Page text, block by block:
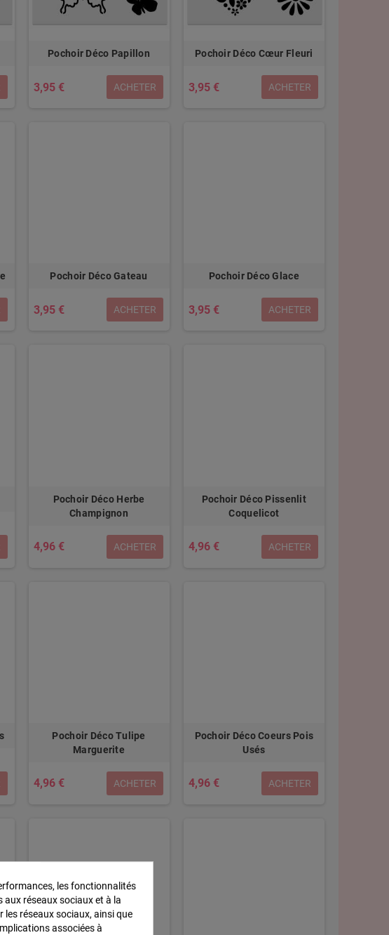
Pochoir Déco Papillon
3,95 € ACHETER
Pochoir Déco Cœur Fleuri
3,95 € ACHETER
Pochoir Déco Gateau
3,95 € ACHETER
Pochoir Déco Glace
3,95 € ACHETER
Pochoir Déco Herbe
Champignon
4,96 € ACHETER
Pochoir Déco Pissenlit
Coquelicot
4,96 € ACHETER
Pochoir Déco Tulipe
Marguerite
4,96 € ACHETER
Pochoir Déco Coeurs Pois
Usés
4,96 € ACHETER
les fonctionnalités
aux réseaux sociaux et à la
réseaux sociaux, ainsi que
associées à